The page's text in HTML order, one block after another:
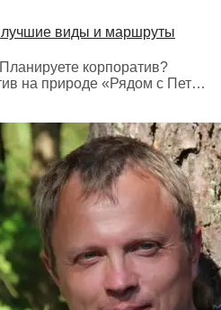
лучшие виды и маршруты
корпоратив?
на природе «Рядом с Пет…